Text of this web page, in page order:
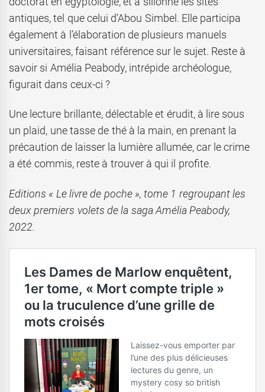
antiques, tel que celui d’Abou Simbel. Elle participa
également à l’élaboration de plusieurs manuels
universitaires, faisant référence sur le sujet. Reste à
savoir si Amélia Peabody, intrépide archéologue,
figurait dans ceux-ci ?
Une lecture brillante, délectable et érudit, à lire sous
un plaid, une tasse de thé à la main, en prenant la
précaution de laisser la lumière allumée, car le crime
a été commis, reste à trouver à qui il profite.
Editions « Le livre de poche », tome 1 regroupant les
deux premiers volets de la saga Amélia Peabody,
2022.